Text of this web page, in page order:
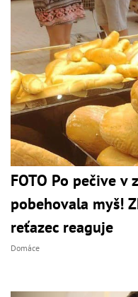
FOTO Po pečive
pobehovala myš!
reťazec reaguje
Domáce